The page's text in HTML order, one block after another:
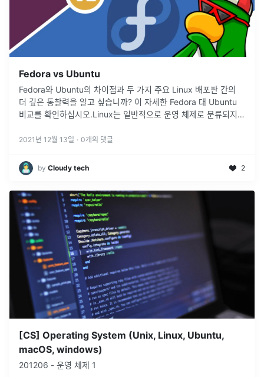
Fedora vs Ubuntu
Fedora와 Ubuntu의 차이점과 두 가지 주요 Linux 배포판 간의
더 깊은 통찰력을 알고 싶습니까? 이 자세한 Fedora 대 Ubuntu
비교를 확인하십시오.Linux는 일반적으로 운영 체제로 분류되지만
2021년 12월 13일 · 0개의 댓글
by Cloudy tech 2
[CS] Operating System (Unix, Linux, Ubuntu,
macOS, windows)
201206 - 운영 체제 1